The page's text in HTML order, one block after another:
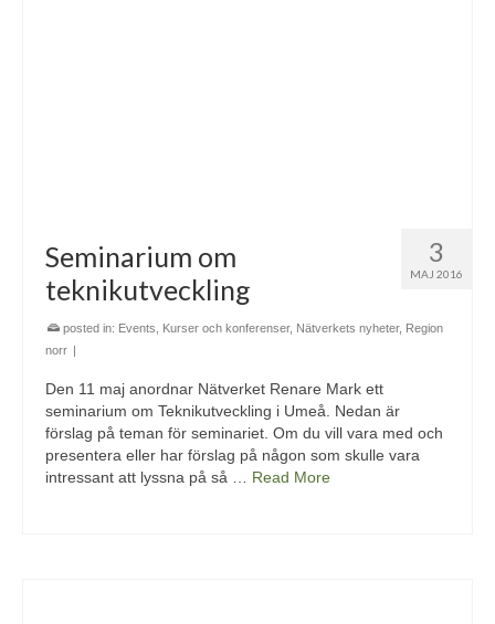
3
MAJ 2016
Seminarium om
teknikutveckling
posted in: Events Kurser och konferenser, Nätverkets nyheter, Region
norr |
Den 11 maj anordnar Nätverket Renare Mark ett
seminarium om Teknikutveckling i Umeå. Nedan är
förslag på teman för seminariet. Om du vill vara med och
presentera eller har förslag på någon som skulle vara
intressant att lyssna på så … Read More